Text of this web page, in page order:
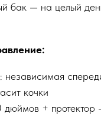
бак — на целый
независимая
кочки
дюймов + протектор